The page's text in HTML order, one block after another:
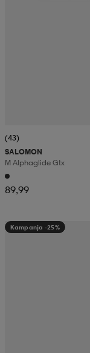
(43)
SALOMON
M Alphaglide Gtx
89,99
Kampanja -25%